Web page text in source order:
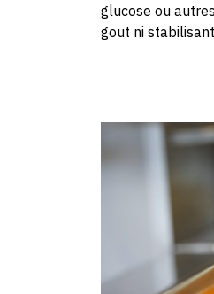
glucose ou
gout ni